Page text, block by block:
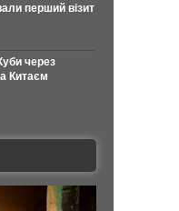
перший візит
через
Китаєм